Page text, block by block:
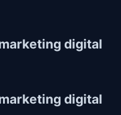
digital
digital